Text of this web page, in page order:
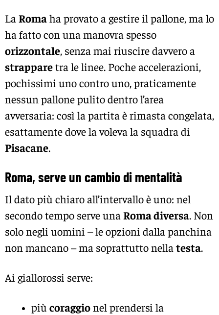
La Romaha provato a gestire il pallone, ma lo
ha fatto con una manovra spesso
orizzontale, senza mai riuscire davvero a
strapparetra le linee. Poche accelerazioni,
pochissimi uno contro uno, praticamente
nessun pallone pulito dentro l’area
avversaria: così la partita è rimasta congelata,
esattamente dove la voleva la squadra di
Pisacane.
Roma, serve un cambio di mentalità
Il dato più chiaro all’intervallo è uno: nel
secondo tempo serve una Roma diversa. Non
solo negli uomini – le opzioni dalla panchina
non mancano – ma soprattutto nella testa.
Ai giallorossi serve:
più coraggionel prendersi la